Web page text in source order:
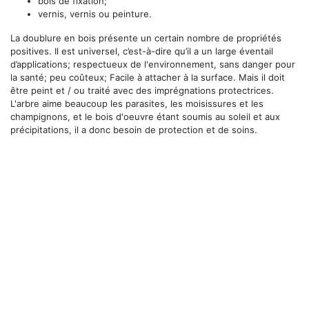
vernis, vernis ou peinture.
La doublure en bois présente un certain nombre de propriétés
positives. Il est universel, c’est-à-dire qu’il a un large éventail
d’applications; respectueux de l'environnement, sans danger pour
la santé; peu coûteux; Facile à attacher à la surface. Mais il doit
être peint et / ou traité avec des imprégnations protectrices.
L'arbre aime beaucoup les parasites, les moisissures et les
champignons, et le bois d'oeuvre étant soumis au soleil et aux
précipitations, il a donc besoin de protection et de soins.